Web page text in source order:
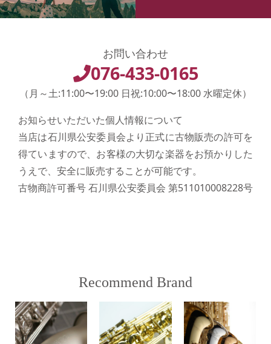
お問い合わせ
076-433-0165
（月～土:11:00〜19:00 日祝:10:00〜18:00 水曜定休）
お知らせいただいた個人情報について
当店は石川県公安委員会より正式に古物販売の許可を
得ていますので、お客様の大切な楽器をお預かりした
うえで、安全に販売することが可能です。
古物商許可番号 石川県公安委員会 第511010008228号
Recommend Brand